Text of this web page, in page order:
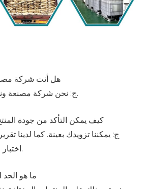
1. هل أنت شركة
ج: نحن شركة مصنعة ونرحب بزيارتكم لمصنعنا.
2. كيف يمكن التأكد من جودة
ج: يمكننا تزويدك بعينة. كما لدينا
اختبار معتمدة من طرف ثالث.
3. ما هو